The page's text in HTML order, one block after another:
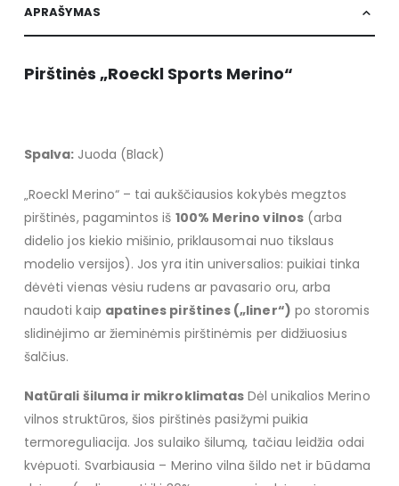
APRAŠYMAS
Pirštinės „Roeckl Sports Merino“
Spalva: Juoda (Black)
„Roeckl Merino“ – tai aukščiausios kokybės megztos
pirštinės, pagamintos iš 100% Merino vilnos(arba
didelio jos kiekio mišinio, priklausomai nuo tikslaus
modelio versijos). Jos yra itin universalios: puikiai tinka
dėvėti vienas vėsiu rudens ar pavasario oru, arba
naudoti kaip apatines pirštines („liner“) po storomis
slidinėjimo ar žieminėmis pirštinėmis per didžiuosius
šalčius.
Natūrali šiluma ir mikroklimatas Dėl unikalios Merino
vilnos struktūros, šios pirštinės pasižymi puikia
termoreguliacija. Jos sulaiko šilumą, tačiau leidžia odai
kvėpuoti. Svarbiausia – Merino vilna šildo net ir būdama